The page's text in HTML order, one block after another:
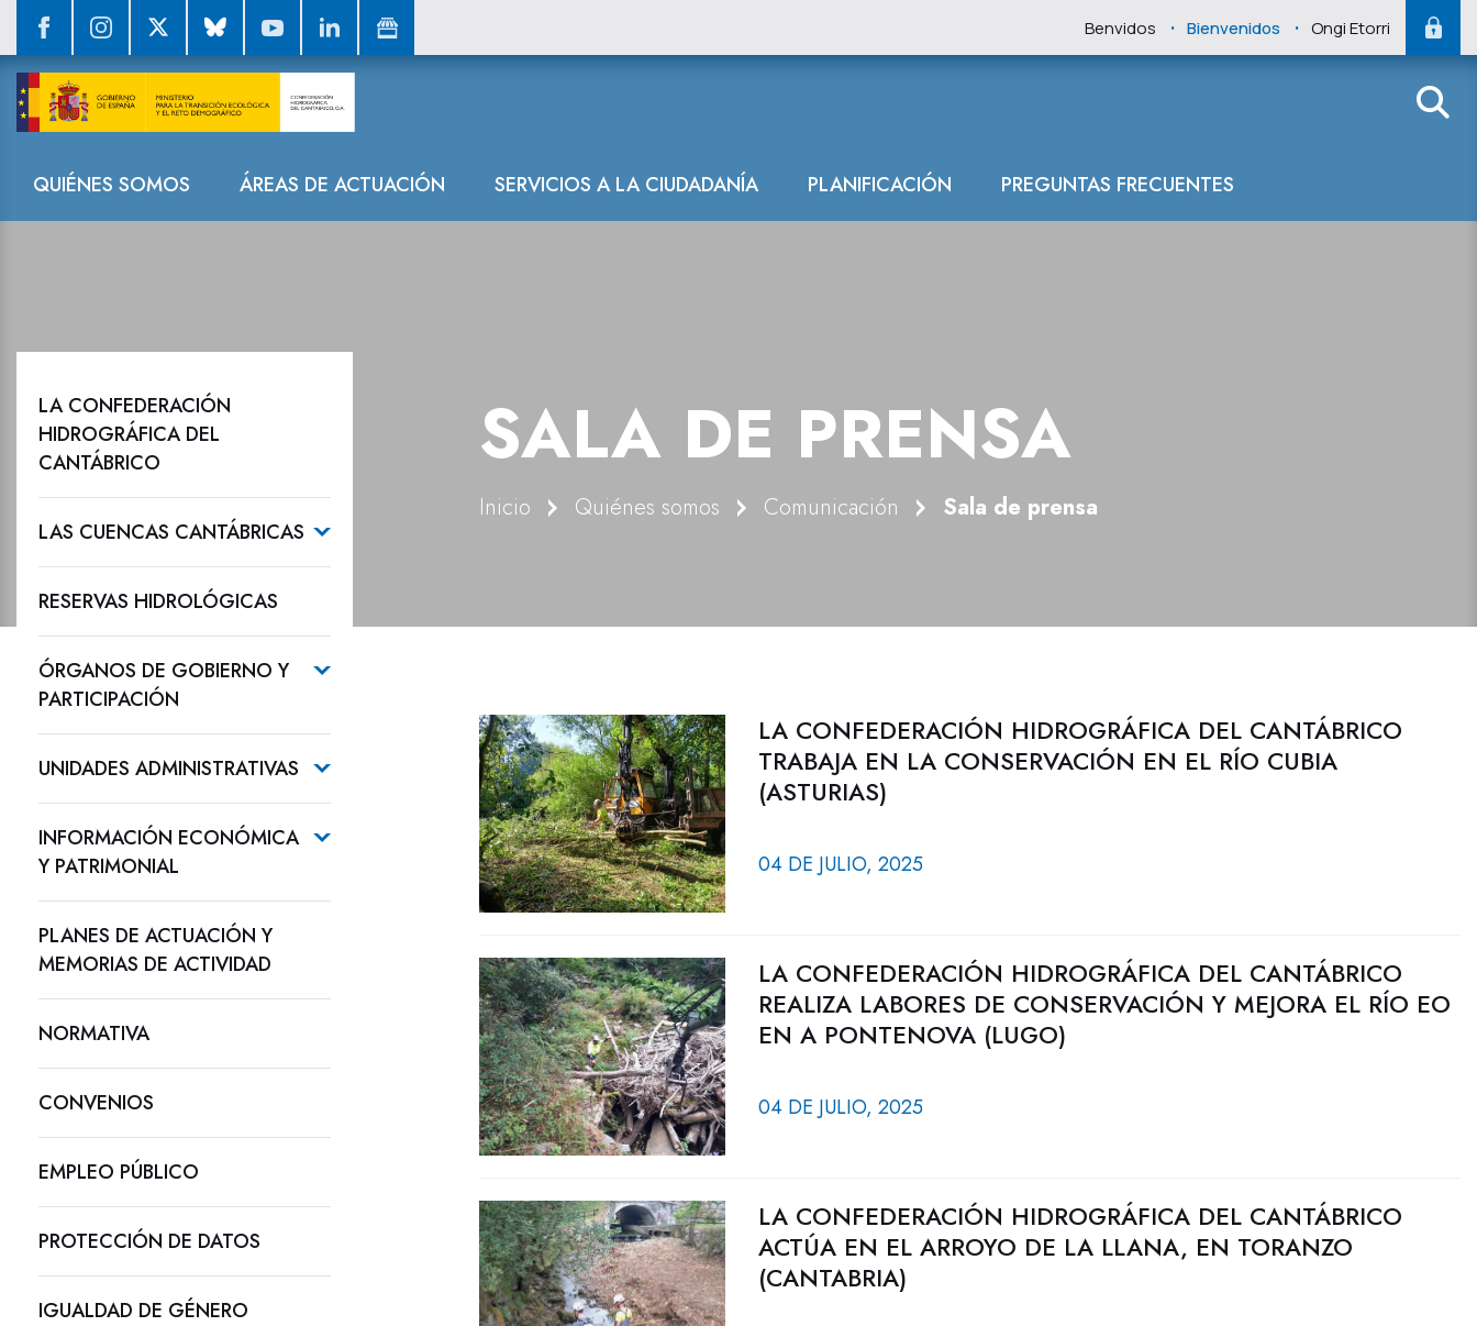
Benvidos . Bienvenidos . Ongi Etorri
Navegación
QUIÉNES SOMOS ÁREAS DE ACTUACIÓN SERVICIOS A LA CIUDADANÍA PLANIFICACIÓN PREGUNTAS FRECUENTES
Sala de prensa
SALA DE PRENSA
Inicio Quiénes somos Comunicación Sala de prensa
LA CONFEDERACIÓN
HIDROGRÁFICA DEL
CANTÁBRICO
LAS CUENCAS CANTÁBRICAS
RESERVAS HIDROLÓGICAS
ÓRGANOS DE GOBIERNO Y
PARTICIPACIÓN
UNIDADES ADMINISTRATIVAS
INFORMACIÓN ECONÓMICA
Y PATRIMONIAL
PLANES DE ACTUACIÓN Y
MEMORIAS DE ACTIVIDAD
NORMATIVA
CONVENIOS
EMPLEO PÚBLICO
PROTECCIÓN DE DATOS
IGUALDAD DE GÉNERO
LA CONFEDERACIÓN HIDROGRÁFICA DEL CANTÁBRICO
TRABAJA EN LA CONSERVACIÓN EN EL RÍO CUBIA
(ASTURIAS)
04 DE JULIO, 2025
LA CONFEDERACIÓN HIDROGRÁFICA DEL CANTÁBRICO
REALIZA LABORES DE CONSERVACIÓN Y MEJORA EL RÍO EO
EN A PONTENOVA (LUGO)
04 DE JULIO, 2025
LA CONFEDERACIÓN HIDROGRÁFICA DEL CANTÁBRICO
ACTÚA EN EL ARROYO DE LA LLANA, EN TORANZO
(CANTABRIA)